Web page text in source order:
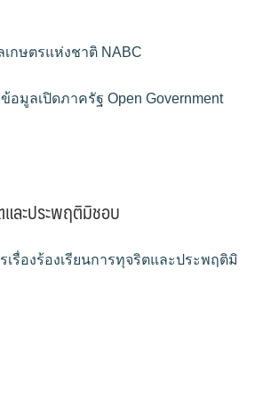
กษตรแห่งชาติ NABC
อมูลเปิดภาครัฐ Open Government
ละประพฤติมิชอบ
เรื่องร้องเรียนการทุจริตและประพฤติมิ